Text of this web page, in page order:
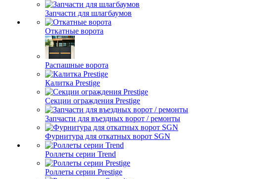
Запчасти для шлагбаумов
Откатные ворота
Распашные ворота
Калитка Prestige
Секции ограждения Prestige
Запчасти для въездных ворот / ремонты
Фурнитура для откатных ворот SGN
Роллеты серии Trend
Роллеты серии Prestige